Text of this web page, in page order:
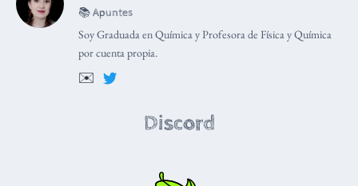
📚 Apuntes
Soy Graduada en Química y Profesora de Física y Química
por cuenta propia.
✉️
Discord